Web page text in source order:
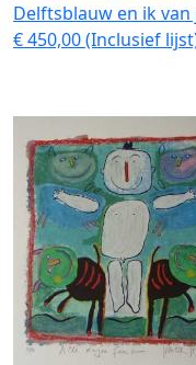
Delftsblauw en ik van
€ 450,00 (Inclusief